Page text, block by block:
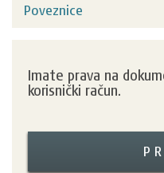
Poveznice
Imate prava na
korisnički račun.